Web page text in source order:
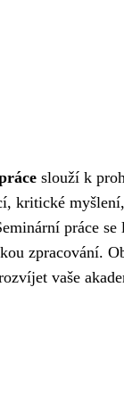
slouží k
kritické myšlení,
práce se
zpracování.
vaše